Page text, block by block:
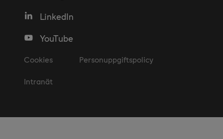
LinkedIn
YouTube
Cookies Personuppgiftspolicy
Intranät